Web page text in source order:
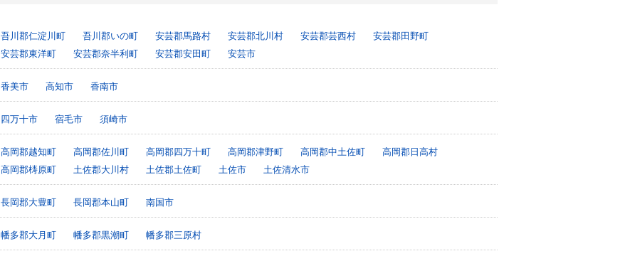
吾川郡仁淀川町 吾川郡いの町 安芸郡馬路村 安芸郡北川村 安芸郡芸西村
安芸郡田野町
安芸郡東洋町
安芸郡奈半利町 安芸郡安田町 安芸市
香美市 高知市 香南市
四万十市 宿毛市 須崎市
高岡郡越知町 高岡郡佐川町 高岡郡四万十町 高岡郡津野町 高岡郡中土佐町
高岡郡日高村
高岡郡梼原町
土佐郡大川村 土佐郡土佐町 土佐市 土佐清水市
長岡郡大豊町 長岡郡本山町 南国市
幡多郡大月町 幡多郡黒潮町 幡多郡三原村